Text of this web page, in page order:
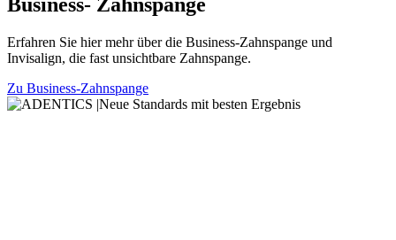
Business- Zahnspange
Erfahren Sie hier mehr über die Business-Zahnspange und
Invisalign, die fast unsichtbare Zahnspange.
Zu Business-Zahnspange